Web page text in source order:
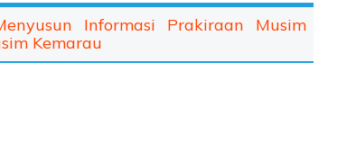
Informasi Prakiraan Musim
Kemarau